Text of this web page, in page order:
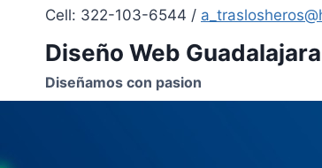
content
Cell: 322-103-6544 /
Diseño Web Guadalajara
Diseñamos con pasion